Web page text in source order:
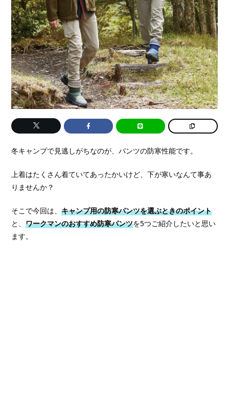
冬キャンプで見逃しがちなのが、パンツの防寒性能です。
上着はたくさん着ていてあったかいけど、下が寒いなんて事あ
りませんか？
そこで今回は、キャンプ用の防寒パンツを選ぶときのポイント
と、ワークマンのおすすめ防寒パンツを5つご紹介したいと思い
ます。